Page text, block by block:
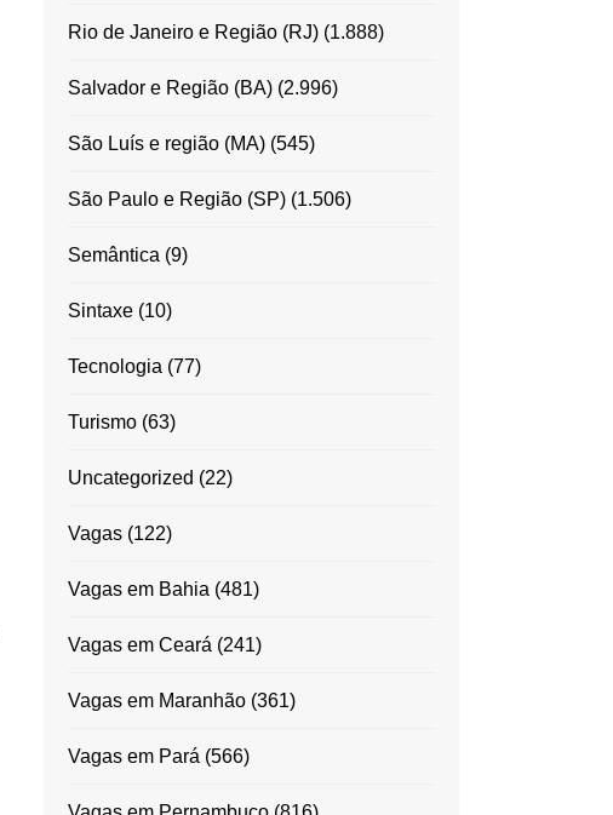
Rio de Janeiro e Região (RJ)(1.888)
Salvador e Região (BA)(2.996)
São Luís e região (MA)(545)
São Paulo e Região (SP)(1.506)
Semântica (9)
Sintaxe(10)
Tecnologia (77)
Turismo(63)
Uncategorized (22)
Vagas(122)
Vagas em Bahia (481)
Vagas em Ceará (241)
Vagas em Maranhão(361)
Vagas em Pará (566)